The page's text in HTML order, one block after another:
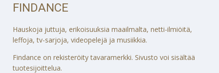
FINDANCE
Hauskoja juttuja, erikoisuuksia maailmalta, netti-ilmiöitä,
leffoja, tv-sarjoja, videopelejä ja musiikkia.
Findance on rekisteröity tavaramerkki. Sivusto voi sisältää
tuotesijoittelua.